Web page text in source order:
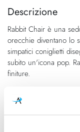
fine
galleria
di
immagini
della
di
immagini
Descrizione
Rabbit Chair è una
orecchie diventano lo
simpatici coniglietti
subito un'icona pop.
finiture.
Caratteristiche